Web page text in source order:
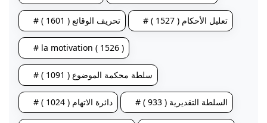
# تحريف الوقائع ( 1601 ) # تعليل الأحكام ( 1527 )
# la motivation ( 1526 )
# سلطة محكمة الموضوع ( 1091 )
# دائرة الاتهام ( 1024 ) # السلطة التقديرية ( 933 )